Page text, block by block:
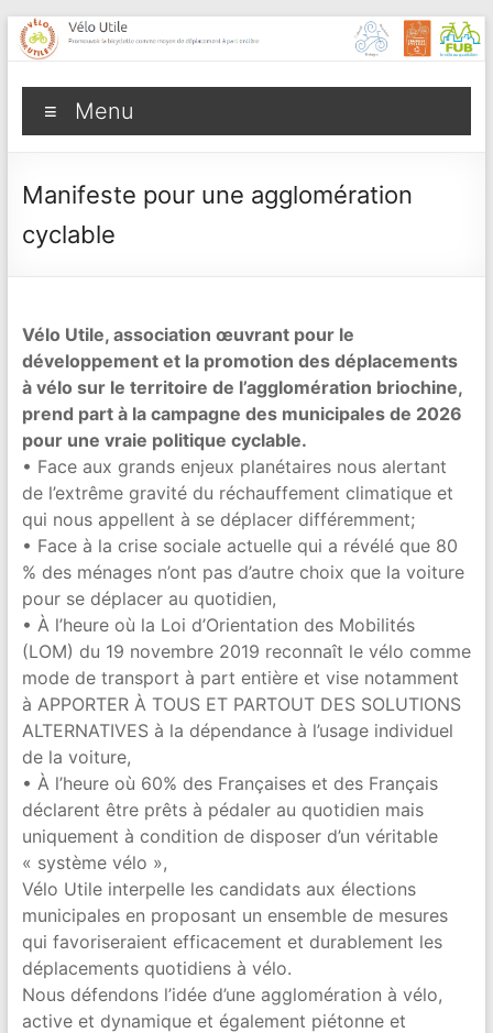
Aller
au
Vélo
Utile
la
bicyclette
déplacement
à
part
entière
Menu
Manifeste pour une agglomération
cyclable
Vélo Utile, association œuvrant pour le
développement et la promotion des déplacements
à vélo sur le territoire de l’agglomération briochine,
prend part à la campagne des municipales de 2026
pour une vraie politique cyclable.
• Face aux grands enjeux planétaires nous alertant
de l’extrême gravité du réchauffement climatique et
qui nous appellent à se déplacer différemment;
• Face à la crise sociale actuelle qui a révélé que 80
% des ménages n’ont pas d’autre choix que la voiture
pour se déplacer au quotidien,
• À l’heure où la Loi d’Orientation des Mobilités
(LOM) du 19 novembre 2019 reconnaît le vélo comme
mode de transport à part entière et vise notamment
à APPORTER À TOUS ET PARTOUT DES SOLUTIONS
ALTERNATIVES à la dépendance à l’usage individuel
de la voiture,
• À l’heure où 60% des Françaises et des Français
déclarent être prêts à pédaler au quotidien mais
uniquement à condition de disposer d’un véritable
« système vélo »,
Vélo Utile interpelle les candidats aux élections
municipales en proposant un ensemble de mesures
qui favoriseraient efficacement et durablement les
déplacements quotidiens à vélo.
Nous défendons l’idée d’une agglomération à vélo,
active et dynamique et également piétonne et